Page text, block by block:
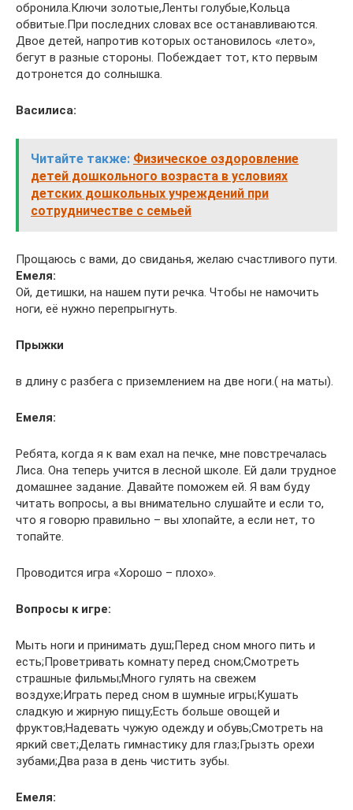
обронила.Ключи золотые,Ленты голубые,Кольца
обвитые.При последних словах все останавливаются.
Двое детей, напротив которых остановилось «лето»,
бегут в разные стороны. Побеждает тот, кто первым
дотронется до солнышка.
Василиса:
Читайте также: Физическое оздоровление
детей дошкольного возраста в условиях
детских дошкольных учреждений при
сотрудничестве с семьей
Прощаюсь с вами, до свиданья, желаю счастливого пути.
Емеля:
Ой, детишки, на нашем пути речка. Чтобы не намочить
ноги, её нужно перепрыгнуть.
Прыжки
в длину с разбега с приземлением на две ноги.( на маты).
Емеля:
Ребята, когда я к вам ехал на печке, мне повстречалась
Лиса. Она теперь учится в лесной школе. Ей дали трудное
домашнее задание. Давайте поможем ей. Я вам буду
читать вопросы, а вы внимательно слушайте и если то,
что я говорю правильно – вы хлопайте, а если нет, то
топайте.
Проводится игра «Хорошо – плохо».
Вопросы к игре:
Мыть ноги и принимать душ;Перед сном много пить и
есть;Проветривать комнату перед сном;Смотреть
страшные фильмы;Много гулять на свежем
воздухе;Играть перед сном в шумные игры;Кушать
сладкую и жирную пищу;Есть больше овощей и
фруктов;Надевать чужую одежду и обувь;Смотреть на
яркий свет;Делать гимнастику для глаз;Грызть орехи
зубами;Два раза в день чистить зубы.
Емеля: